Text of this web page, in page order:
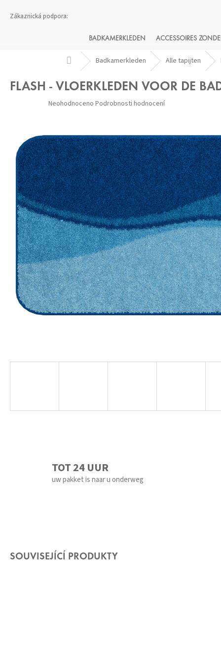
BADKAMERKLEDEN ACCESSOIRES
Domů Badkamerkleden Alle tapijten
FLASH - VLOERKLEDEN VOOR DE
Průměrné
hodnocení
hvězdiček.
Neohodnoceno Podrobnosti hodnocení
TOT 24 UUR
uw pakket is naar u onderweg
SOUVISEJÍCÍ PRODUKTY